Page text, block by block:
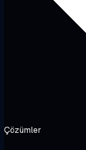
Çözümler